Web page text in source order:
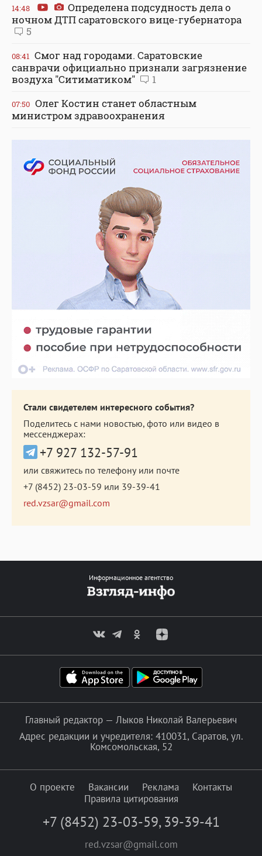
14:48
Определена подсудность дела о
ночном ДТП саратовского вице-губернатора
5
08:41 Смог над городами. Саратовские
санврачи официально признали загрязнение
воздуха "Ситиматиком"
1
07:50 Олег Костин станет областным
министром здравоохранения
Стали свидетелем интересного события?
Поделитесь с нами новостью, фото или видео в
мессенджерах:
+7 927 132-57-91
или свяжитесь по телефону или почте
+7 (8452) 23-03-59 или 39-39-41
red.vzsar@gmail.com
Информационное агентство
Главный редактор — Лыков Николай Валерьевич
Адрес редакции и учредителя: 410031, Саратов, ул.
Комсомольская, 52
О проекте Вакансии Реклама
Контакты
Правила цитирования
+7 (8452) 23-03-59, 39-39-41
red.vzsar@gmail.com